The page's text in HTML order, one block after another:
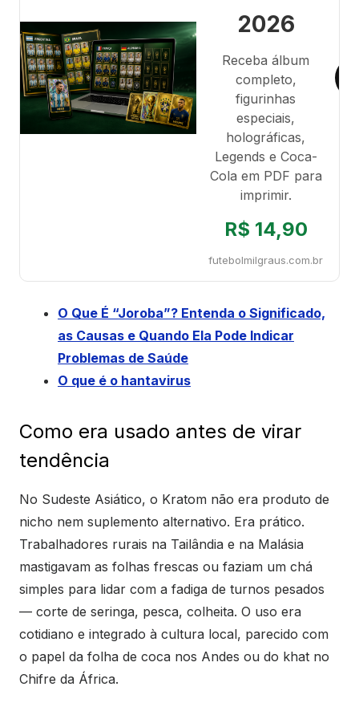
2026
Receba álbum
completo,
figurinhas
especiais,
holográficas,
Legends e Coca-
Cola em PDF para
imprimir.
R$ 14,90
futebolmilgraus.com.br
O Que É “Joroba”? Entenda o Significado,
as Causas e Quando Ela Pode Indicar
Problemas de Saúde
O que é o hantavirus
Como era usado antes de virar
tendência
No Sudeste Asiático, o Kratom não era produto de
nicho nem suplemento alternativo. Era prático.
Trabalhadores rurais na Tailândia e na Malásia
mastigavam as folhas frescas ou faziam um chá
simples para lidar com a fadiga de turnos pesados
— corte de seringa, pesca, colheita. O uso era
cotidiano e integrado à cultura local, parecido com
o papel da folha de coca nos Andes ou do khat no
Chifre da África.